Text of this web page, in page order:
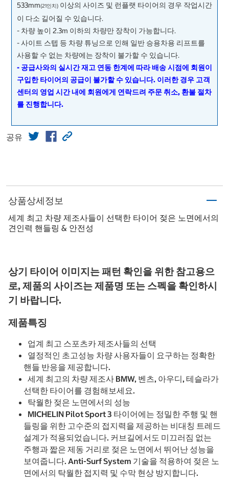
533mm(21인치) 이상의 사이즈 및 런플랫 타이어의 경우 작업시간
이 다소 길어질 수 있습니다.
- 차량 높이 2.3m 이하의 차량만 장착이 가능합니다.
- 사이트 스텝 등 차량 튜닝으로 인해 일반 승용차용 리프트를
사용할 수 없는 차량에는 장착이 불가할 수 있습니다.
- 공급사와의 실시간 재고 연동 한계에 따라 배송 시점에 회원이
구입한 타이어의 공급이 불가할 수 있습니다. 이러한 경우 고객
센터의 영업 시간 내에 회원에게 연락드려 주문 취소, 환불 절차
를 진행합니다.
공유
상품상세정보
세계 최고 차량 제조사들이 선택한 타이어 젖은 노면에서의
견인력 핸들링 & 안전성
상기 타이어 이미지는 패턴 확인을 위한 참고용으
로, 제품의 사이즈는 제품명 또는 스펙을 확인하시
기 바랍니다.
제품특징
업계 최고 스포츠카 제조사들의 선택
열정적인 초고성능 차량 사용자들이 요구하는 정확한
핸들 반응을 제공합니다.
세계 최고의 차량 제조사 BMW, 벤츠, 아우디, 테슬라가
선택한 타이어를 경험해보세요.
탁월한 젖은 노면에서의 성능
MICHELIN Pilot Sport 3 타이어에는 정밀한 주행 및 핸
들링을 위한 고수준의 접지력을 제공하는 비대칭 트레드
설계가 적용되었습니다. 커브길에서도 미끄러짐 없는
주행과 짧은 제동 거리로 젖은 노면에서 뛰어난 성능을
보여줍니다. Anti-Surf System 기술을 적용하여 젖은 노
면에서의 탁월한 접지력 및 수막 현상 방지합니다.